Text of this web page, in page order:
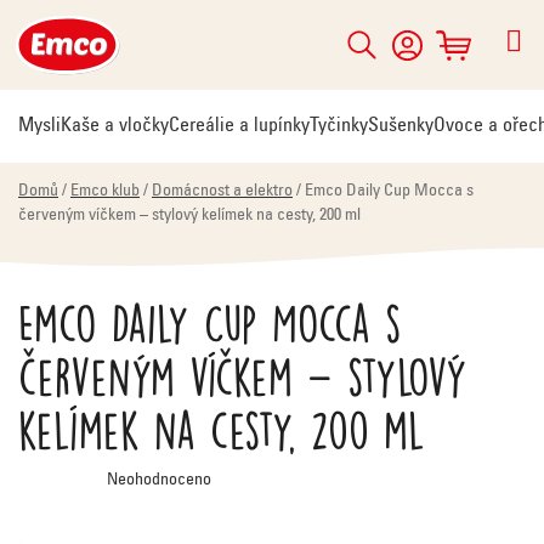
na
obsah
Hledat
NÁKUPNÍ
KOŠÍK
MysliKaše a vločkyCereálie a lupínky TyčinkySušenkyOvoce a
Domů / Emco klub / Domácnost a elektro / Emco Daily Cup Mocca s
červeným víčkem – stylový kelímek na cesty, 200 ml
Emco Daily Cup Mocca s
červeným víčkem – stylový
kelímek na cesty, 200 ml
Průměrné
hodnocení
Neohodnoceno